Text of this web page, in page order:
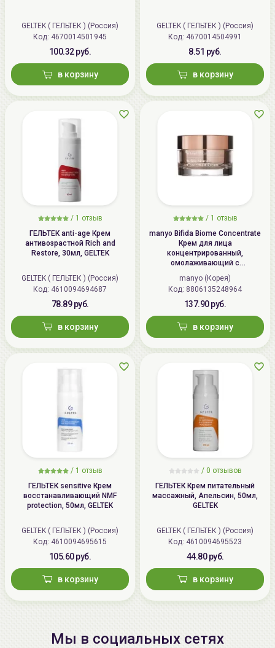
GELTEK ( ГЕЛЬТЕК ) (Россия)
Код: 4670014501945
100.32 руб.
в корзину
GELTEK ( ГЕЛЬТЕК ) (Россия)
Код: 4670014504991
8.51 руб.
в корзину
/ 1 отзыв
ГЕЛЬТЕК anti-age Крем
антивозрастной Rich and
Restore, 30мл, GELTEK
GELTEK ( ГЕЛЬТЕК ) (Россия)
Код: 4610094694687
78.89 руб.
в корзину
/ 1 отзыв
manyo Bifida Biome Concentrate
Крем для лица
концентрированный,
омолаживающий с
бифидобактериями | 50мл |
Bifida Biome Concentrate Cream
manyo (Корея)
Код: 8806135248964
137.90 руб.
в корзину
/ 1 отзыв
ГЕЛЬТЕК sensitive Крем
восстанавливающий NMF
protection, 50мл, GELTEK
GELTEK ( ГЕЛЬТЕК ) (Россия)
Код: 4610094695615
105.60 руб.
в корзину
/ 0 отзывов
ГЕЛЬТЕК Крем питательный
массажный, Апельсин, 50мл,
GELTEK
GELTEK ( ГЕЛЬТЕК ) (Россия)
Код: 4610094695523
44.80 руб.
в корзину
Мы в социальных сетях